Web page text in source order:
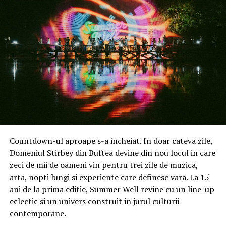
momente. Dispozitivele integrează o structură
ranforsată, protecție avansată la cădere și rezistență la
praf și stropi, pentru a face față ritmului alert dintre
cursuri, laboratoare și nopțile petrecute în proiecte de
grup. Fie că este vorba despre o plimbare prin ploaie
între cursuri sau despre un concert organizat în
campus, utilizatorii se pot baza pe telefon atunci când
au cea mai mare nevoie de el.
Baterie care ține pasul cu cele mai lungi zile
Între cursurile de dimineață, seminarele consecutive,
joburile part-time și sesiunile de studiu de seară, o
baterie descărcată poate da peste cap întreaga zi.
Seria HONOR 600 integrează o baterie de mare
capacitate și un sistem inteligent de gestionare a
energiei, concepute pentru a susține ore întregi de
cursuri și activități, cu suficientă autonomie rămasă
Countdown-ul aproape s-a incheiat. In doar cateva zile,
Domeniul Stirbey din Buftea devine din nou locul in care
zeci de mii de oameni vin pentru trei zile de muzica,
arta, nopti lungi si experiente care definesc vara. La 15
ani de la prima editie, Summer Well revine cu un line-up
eclectic si un univers construit in jurul culturii
contemporane.